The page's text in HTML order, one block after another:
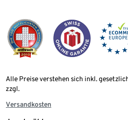
Alle Preise verstehen sich inkl.
zzgl.
Versandkosten